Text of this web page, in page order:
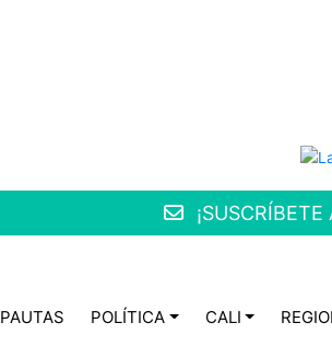
PAUTAS POLÍTICA CALI